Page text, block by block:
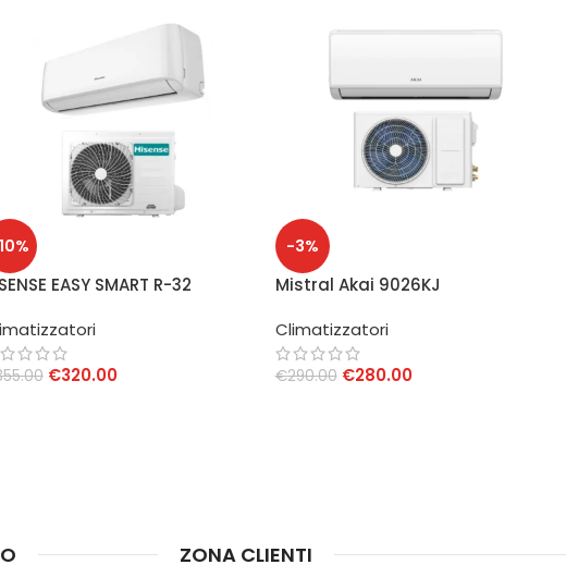
EASY SMART R-32
INVERTER 9000
WIFI INTEGRATO A++/A+
€320.00
-3%
Mistral Akai 9026KJ
WiFi
Climatizzatori
€290.00 €280.00
ZONA CLIENTI